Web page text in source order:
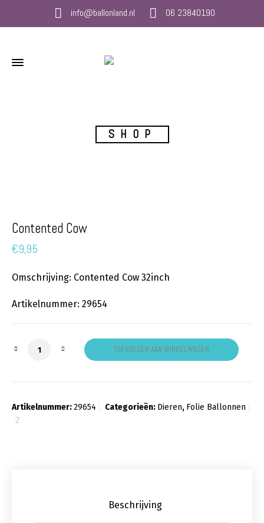
info@ballonland.nl 06 23840190
SHOP
Contented Cow
€9,95
Omschrijving: Contented Cow 32inch
Artikelnummer: 29654
Contented Cow aantalTOEVOEGEN AAN WINKELWAGEN
Artikelnummer:29654 Categorieën: Dieren, Folie Ballonnen
Beschrijving